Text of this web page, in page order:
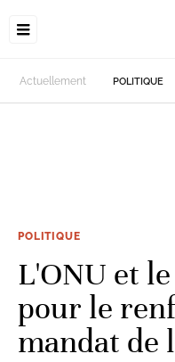
Actuellement POLITIQUE
POLITIQUE
L'ONU et
pour le
mandat de